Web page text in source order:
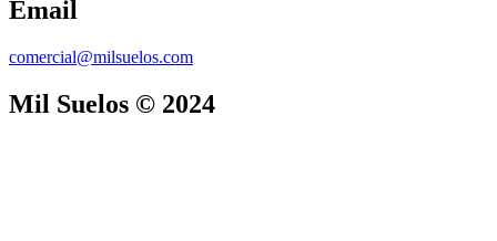
Email
comercial@milsuelos.com
Mil Suelos © 2024